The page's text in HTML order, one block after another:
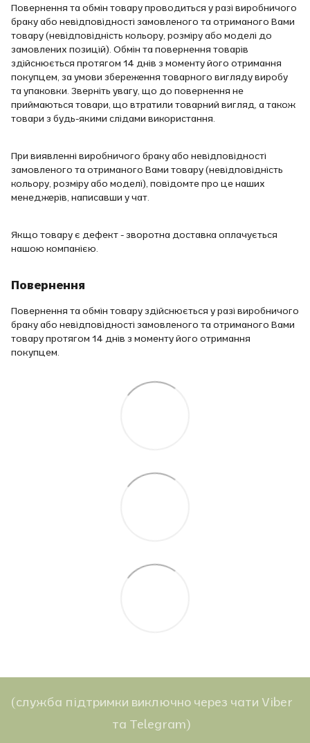
Повернення та обмін товару проводиться у разі виробничого
браку або невідповідності замовленого та отриманого Вами
товару (невідповідність кольору, розміру або моделі до
замовлених позицій). Обмін та повернення товарів
здійснюється протягом 14 днів з моменту його отримання
покупцем, за умови збереження товарного вигляду виробу
та упаковки. Зверніть увагу, що до повернення не
приймаються товари, що втратили товарний вигляд, а також
товари з будь-якими слідами використання.
При виявленні виробничого браку або невідповідності
замовленого та отриманого Вами товару (невідповідність
кольору, розміру або моделі), повідомте про це наших
менеджерів, написавши у чат.
Якщо товару є дефект - зворотна доставка оплачується
нашою компанією.
Повернення
Повернення та обмін товару здійснюється у разі виробничого
браку або невідповідності замовленого та отриманого Вами
товару протягом 14 днів з моменту його отримання
покупцем.
(служба підтримки виключно через чати Viber
та Telegram)